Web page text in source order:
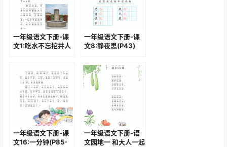
一年级语文下册-课
文1:吃水不忘挖井人
一年级语文下册-课
文8:静夜思(P43)
一年级语文下册-课
文16:一分钟(P85-
一年级语文下册-语
文园地一 和大人一起